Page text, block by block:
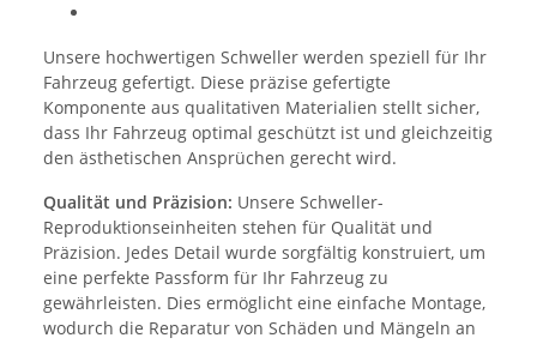
Unsere hochwertigen Schweller werden speziell für Ihr
Fahrzeug gefertigt. Diese präzise gefertigte
Komponente aus qualitativen Materialien stellt sicher,
dass Ihr Fahrzeug optimal geschützt ist und gleichzeitig
den ästhetischen Ansprüchen gerecht wird.
Qualität und Präzision: Unsere Schweller-
Reproduktionseinheiten stehen für Qualität und
Präzision. Jedes Detail wurde sorgfältig konstruiert, um
eine perfekte Passform für Ihr Fahrzeug zu
gewährleisten. Dies ermöglicht eine einfache Montage,
wodurch die Reparatur von Schäden und Mängeln an